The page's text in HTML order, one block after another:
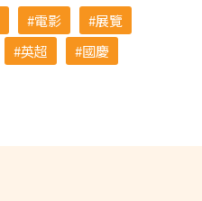
電影
展覽
英超
國慶